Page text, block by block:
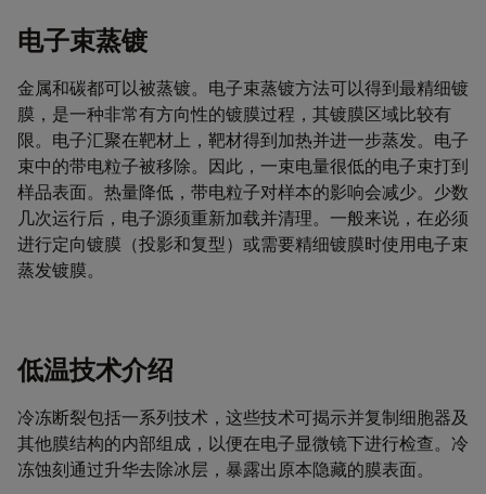
电子束蒸镀
金属和碳都可以被蒸镀。电子束蒸镀方法可以得到最精细镀
膜，是一种非常有方向性的镀膜过程，其镀膜区域比较有
限。电子汇聚在靶材上，靶材得到加热并进一步蒸发。电子
束中的带电粒子被移除。因此，一束电量很低的电子束打到
样品表面。热量降低，带电粒子对样本的影响会减少。少数
几次运行后，电子源须重新加载并清理。一般来说，在必须
进行定向镀膜（投影和复型）或需要精细镀膜时使用电子束
蒸发镀膜。
低温技术介绍
冷冻断裂包括一系列技术，这些技术可揭示并复制细胞器及
其他膜结构的内部组成，以便在电子显微镜下进行检查。冷
冻蚀刻通过升华去除冰层，暴露出原本隐藏的膜表面。